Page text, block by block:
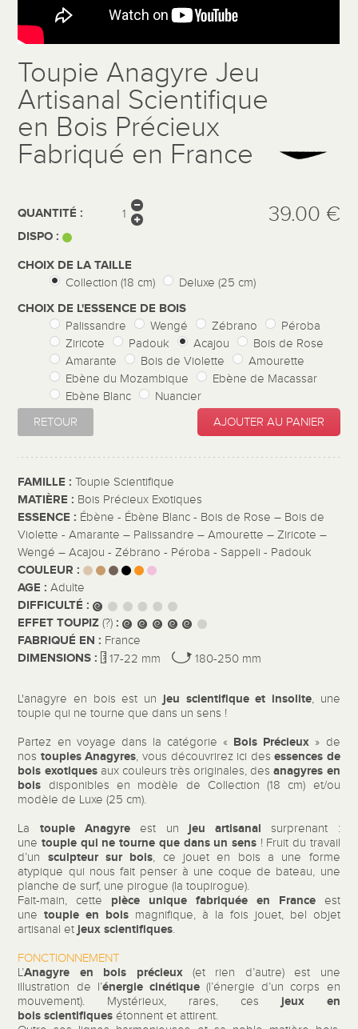
Toupie Anagyre Jeu
Artisanal Scientifique
en Bois Précieux
Fabriqué en France
QUANTITÉ :
DISPO :
39.00 €
CHOIX DE LA TAILLE
Collection (18 cm) Deluxe (25 cm)
CHOIX DE L'ESSENCE DE BOIS
Palissandre Wengé Zébrano
Péroba
Ziricote
Padouk Acajou
Bois de Rose
Amarante
Bois de Violette
Amourette
Ebène du Mozambique
Ebène de Macassar
Ebène Blanc
Nuancier
RETOUR
AJOUTER AU PANIER
FAMILLE :Toupie Scientifique
MATIÈRE : Bois Précieux Exotiques
ESSENCE : Ébène - Ébène Blanc - Bois de Rose – Bois de
Violette - Amarante – Palissandre – Amourette – Ziricote –
Wengé – Acajou - Zébrano - Péroba - Sappeli - Padouk
COULEUR :
AGE :Adulte
DIFFICULTÉ :
EFFET TOUPIZ(?) :
FABRIQUÉ EN : France
DIMENSIONS : 17-22 mm 180-250 mm
L'anagyre en bois est un jeu scientifique et insolite, une
toupie qui ne tourne que dans un sens !
Partez en voyage dans la catégorie « Bois Précieux » de
nos toupies Anagyres, vous découvrirez ici desessences de
bois exotiquesaux couleurs très originales, des anagyres en
bois disponibles en modèle de Collection (18 cm) et/ou
modèle de Luxe (25 cm).
La toupie Anagyreest un jeu artisanal surprenant :
unetoupie qui ne tourne que dans un sens! Fruit du travail
d’un sculpteur sur bois, ce jouet en bois a une forme
atypique qui nous fait penser à une coque de bateau, une
planche de surf, une pirogue (la toupirogue).
Fait-main, cette pièce unique fabriquée en Franceest
unetoupie en bois magnifique, à la fois jouet, bel objet
artisanal et jeux scientifiques.
FONCTIONNEMENT
L’Anagyre en bois précieux (et rien d’autre) est une
illustration de l’énergie cinétique(l’énergie d’un corps en
mouvement). Mystérieux, rares, ces jeux en
bois scientifiques étonnent et attirent.